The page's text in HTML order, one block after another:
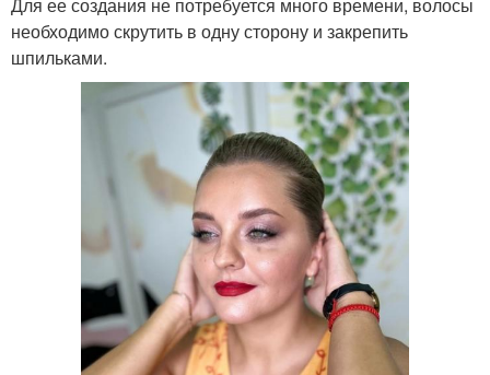
Для ее создания не потребуется много времени, волосы
необходимо скрутить в одну сторону и закрепить
шпильками.